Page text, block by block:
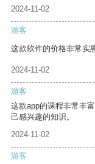
2024-11-02
游客
这款软件的价格非常实
2024-11-02
游客
这款app的课程非常丰
己感兴趣的知识。
2024-11-02
游客